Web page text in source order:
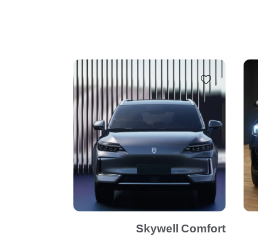
Skywell Comfort